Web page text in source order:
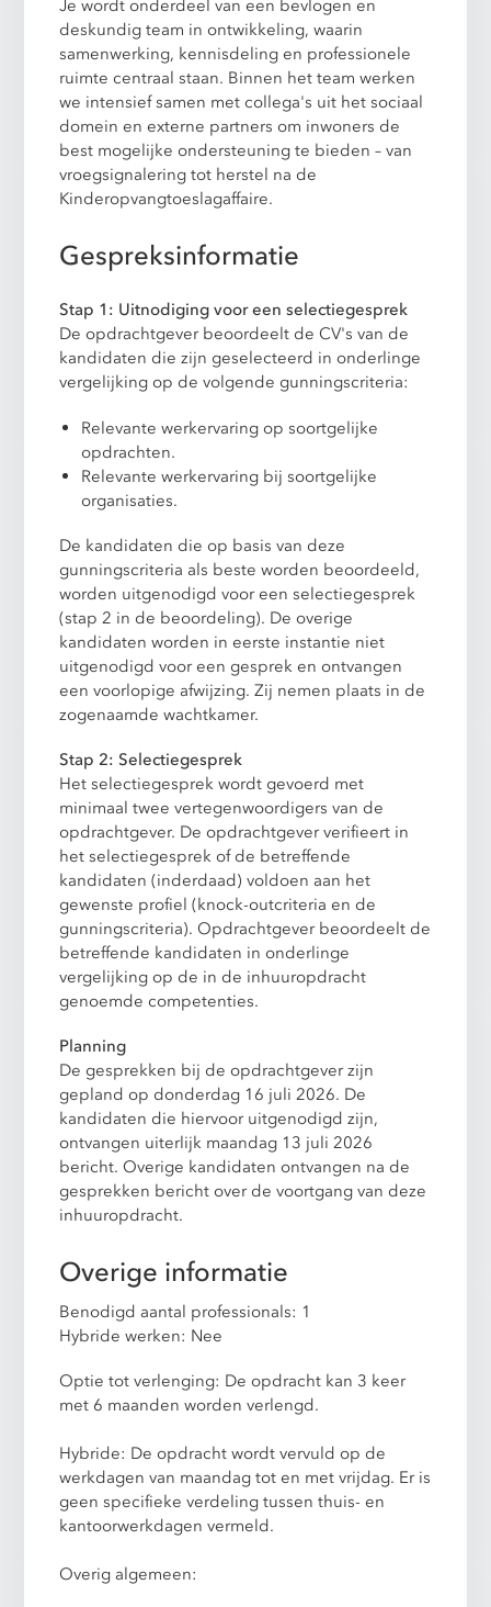
Je wordt onderdeel van een bevlogen en
deskundig team in ontwikkeling, waarin
samenwerking, kennisdeling en professionele
ruimte centraal staan. Binnen het team werken
we intensief samen met collega's uit het sociaal
domein en externe partners om inwoners de
best mogelijke ondersteuning te bieden – van
vroegsignalering tot herstel na de
Kinderopvangtoeslagaffaire.
Gespreksinformatie
Stap 1: Uitnodiging voor een selectiegesprek
De opdrachtgever beoordeelt de CV's van de
kandidaten die zijn geselecteerd in onderlinge
vergelijking op de volgende gunningscriteria:
Relevante werkervaring op soortgelijke
opdrachten.
Relevante werkervaring bij soortgelijke
organisaties.
De kandidaten die op basis van deze
gunningscriteria als beste worden beoordeeld,
worden uitgenodigd voor een selectiegesprek
(stap 2 in de beoordeling). De overige
kandidaten worden in eerste instantie niet
uitgenodigd voor een gesprek en ontvangen
een voorlopige afwijzing. Zij nemen plaats in de
zogenaamde wachtkamer.
Stap 2: Selectiegesprek
Het selectiegesprek wordt gevoerd met
minimaal twee vertegenwoordigers van de
opdrachtgever. De opdrachtgever verifieert in
het selectiegesprek of de betreffende
kandidaten (inderdaad) voldoen aan het
gewenste profiel (knock-outcriteria en de
gunningscriteria). Opdrachtgever beoordeelt de
betreffende kandidaten in onderlinge
vergelijking op de in de inhuuropdracht
genoemde competenties.
Planning
De gesprekken bij de opdrachtgever zijn
gepland op donderdag 16 juli 2026. De
kandidaten die hiervoor uitgenodigd zijn,
ontvangen uiterlijk maandag 13 juli 2026
bericht. Overige kandidaten ontvangen na de
gesprekken bericht over de voortgang van deze
inhuuropdracht.
Overige informatie
Benodigd aantal professionals: 1
Hybride werken: Nee
Optie tot verlenging: De opdracht kan 3 keer
met 6 maanden worden verlengd.
Hybride: De opdracht wordt vervuld op de
werkdagen van maandag tot en met vrijdag. Er is
geen specifieke verdeling tussen thuis- en
kantoorwerkdagen vermeld.
Overig algemeen: